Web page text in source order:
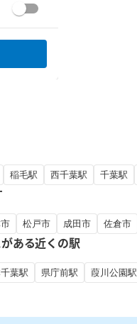
稲毛駅 西千葉駅 千葉駅
松戸市 成田市 佐倉市
ある近くの駅
葉駅 県庁前駅 葭川公園駅